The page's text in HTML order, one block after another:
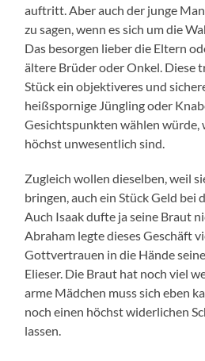
auftritt. Aber auch der junge
zu sagen, wenn es sich um die
Das besorgen lieber die Eltern
ältere Brüder oder Onkel. Diese
Stück ein objektiveres und
heißspornige Jüngling oder
Gesichtspunkten wählen würde,
höchst unwesentlich sind.
Zugleich wollen dieselben, weil
bringen, auch ein Stück Geld bei
Auch Isaak dufte ja seine Braut
Abraham legte dieses Geschäft
Gottvertrauen in die Hände
Elieser. Die Braut hat noch viel
arme Mädchen muss sich eben
noch einen höchst widerlichen
lassen.